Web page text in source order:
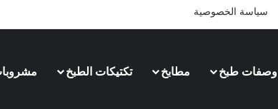
سياسة الخصوصية
وصفات طبخ مطابخ تكتيكات الطبخ